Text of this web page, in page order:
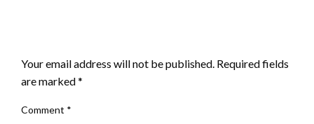
Your email address will not be published. Required fields
are marked*
Comment *